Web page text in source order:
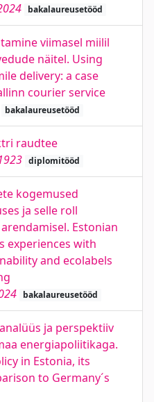
bakalaureusetööd
viimasel miilil
näitel. Using
delivery: a case
courier service
bakalaureusetööd
raudtee
diplomitööd
kogemused
ja selle roll
Estonian
experiences with
and ecolabels
bakalaureusetööd
ja perspektiiv
energiapoliitikaga.
in Estonia, its
to Germany´s